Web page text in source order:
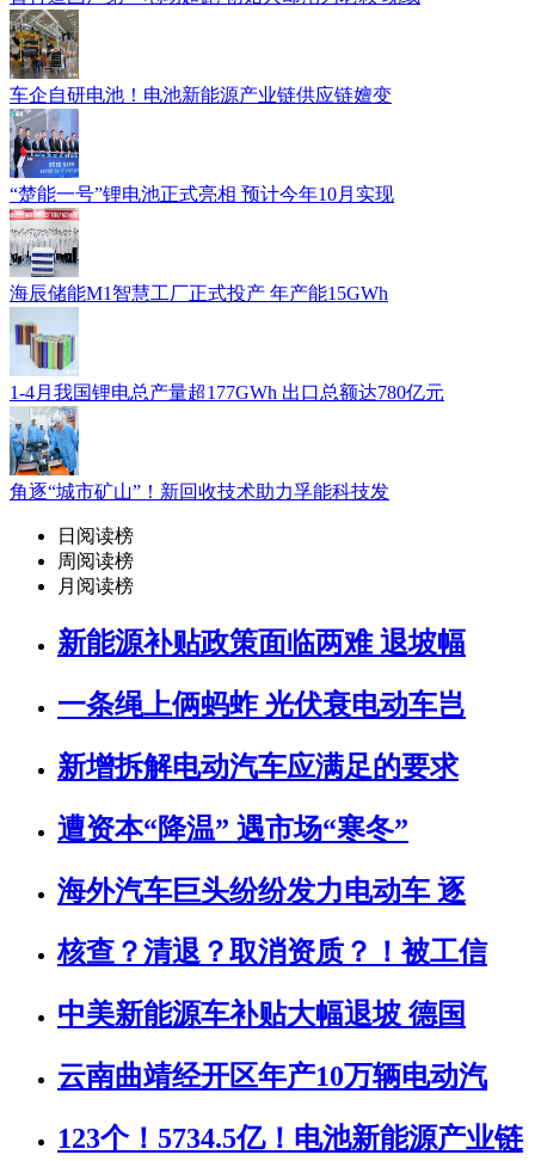
车企自研电池！电池新能源产业链供应链嬗变
“楚能一号”锂电池正式亮相 预计今年10月实现
海辰储能M1智慧工厂正式投产 年产能15GWh
1-4月我国锂电总产量超177GWh 出口总额达780亿元
角逐“城市矿山”！新回收技术助力孚能科技发
日阅读榜
周阅读榜
月阅读榜
新能源补贴政策面临两难 退坡幅
一条绳上俩蚂蚱 光伏衰电动车岂
新增拆解电动汽车应满足的要求
遭资本“降温” 遇市场“寒冬”
海外汽车巨头纷纷发力电动车 逐
核查？清退？取消资质？！被工信
中美新能源车补贴大幅退坡 德国
云南曲靖经开区年产10万辆电动汽
123个！5734.5亿！电池新能源产业链